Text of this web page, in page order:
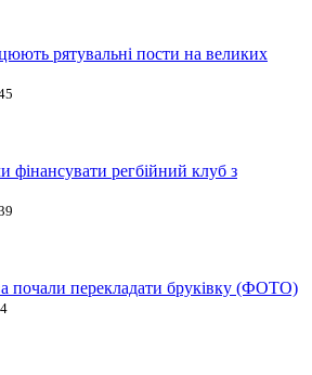
рятувальні пости на великих
фінансувати регбійний клуб з
почали перекладати бруківку (ФОТО)